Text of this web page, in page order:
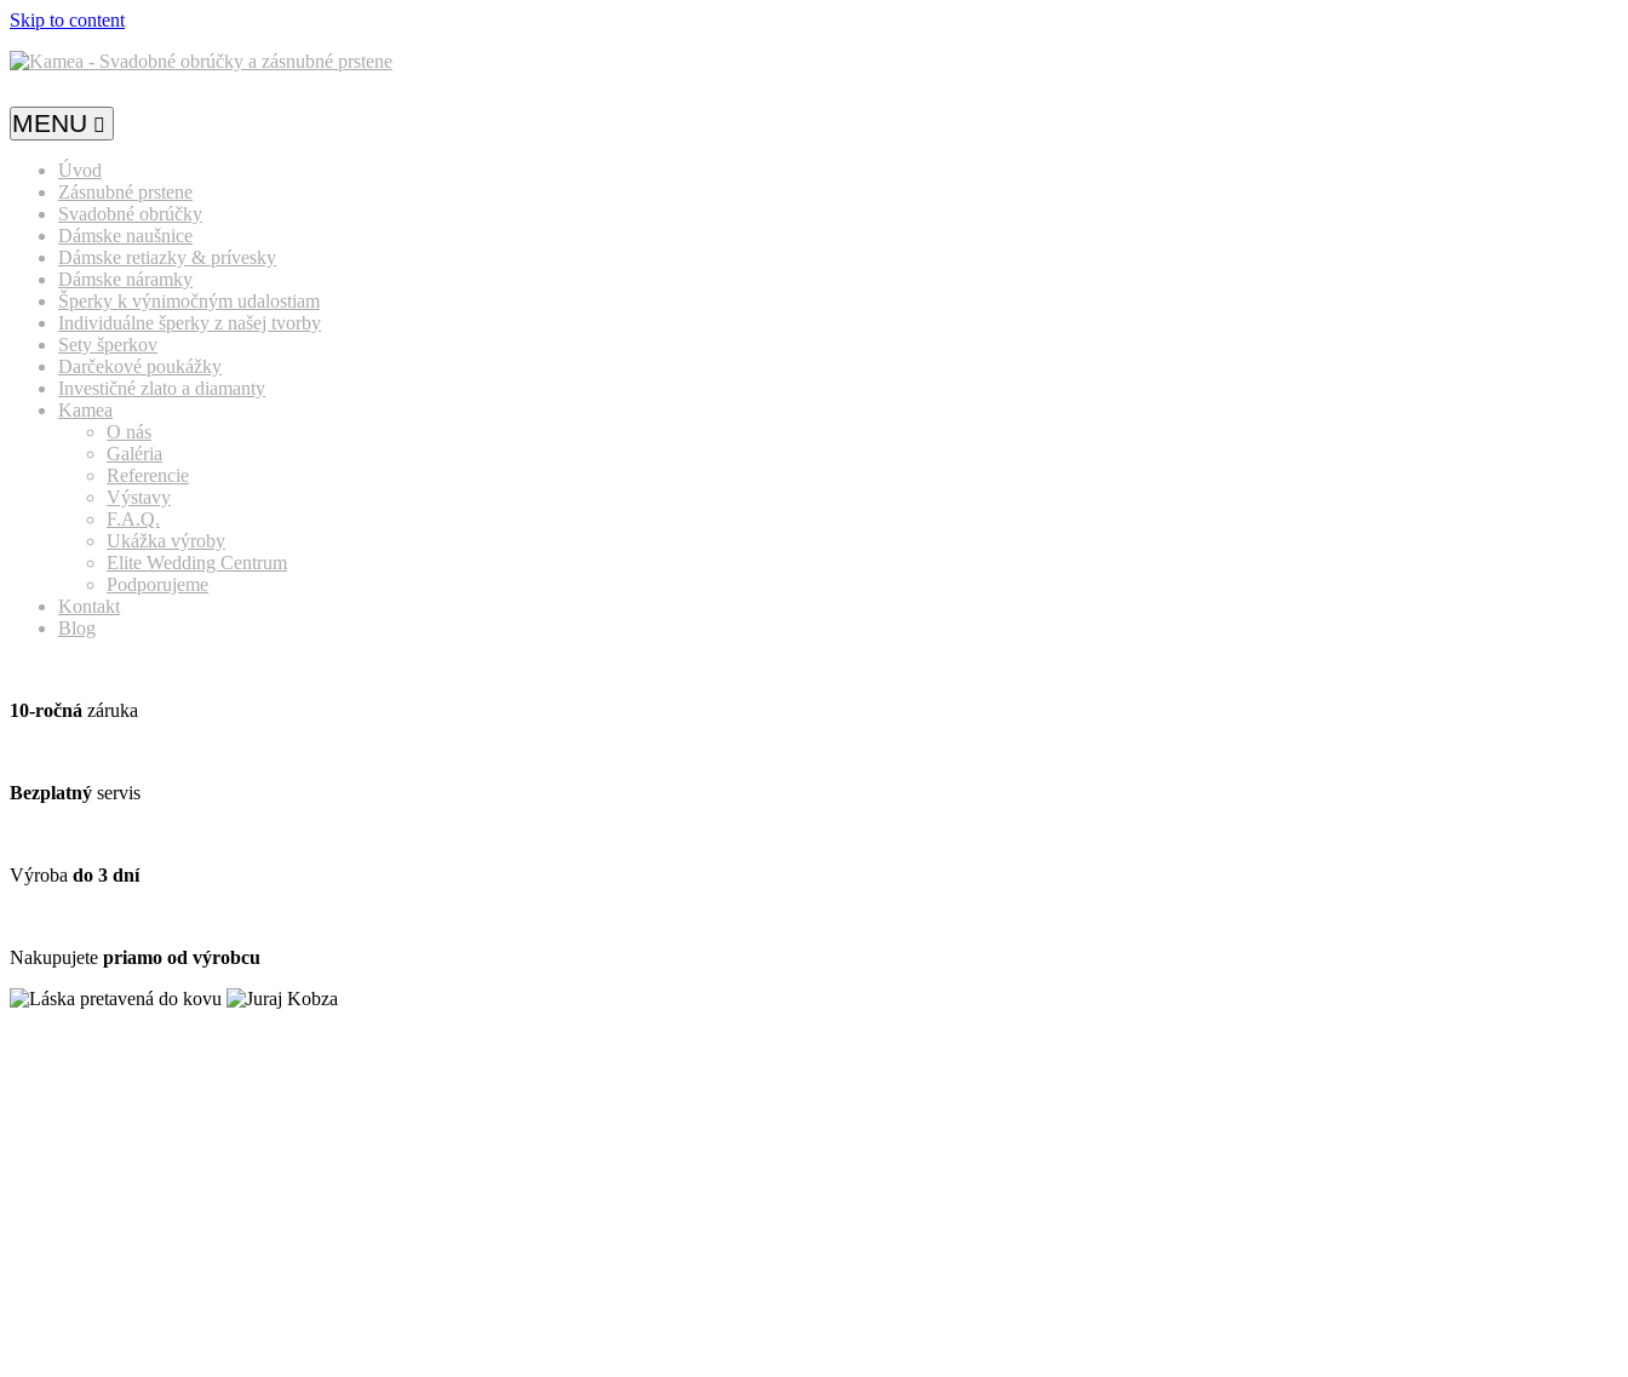
Skip to content
MENU
Úvod
Zásnubné prstene
Svadobné obrúčky
Dámske naušnice
Dámske retiazky & prívesky
Dámske náramky
Šperky k výnimočným udalostiam
Individuálne šperky z našej tvorby
Sety šperkov
Darčekové poukážky
Investičné zlato a diamanty
Kamea
O nás
Galéria
Referencie
Výstavy
F.A.Q.
Ukážka výroby
Elite Wedding Centrum
Podporujeme
Kontakt
Blog
10-ročná záruka
Bezplatný servis
Výroba do 3 dní
Nakupujete priamo od výrobcu